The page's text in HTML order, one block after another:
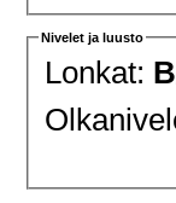
Nivelet ja luusto
Lonkat: